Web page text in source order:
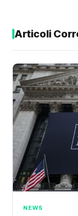
Articoli
NEWS